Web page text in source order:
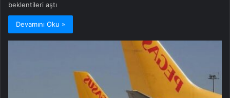
beklentileri aştı
Devamını Oku »